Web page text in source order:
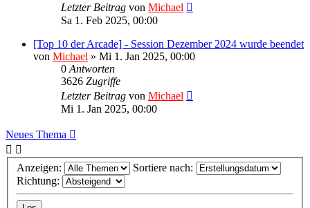
Letzter Beitrag von Michael
Sa 1. Feb 2025, 00:00
[Top 10 der Arcade] - Session Dezember 2024 wurde beendet
von Michael » Mi 1. Jan 2025, 00:00
0 Antworten
3626 Zugriffe
Letzter Beitrag von Michael
Mi 1. Jan 2025, 00:00
Neues Thema
Anzeigen:
Sortiere nach:
Richtung: